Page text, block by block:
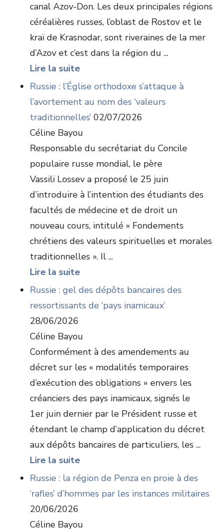
canal Azov-Don. Les deux principales régions
céréalières russes, l’oblast de Rostov et le
kraï de Krasnodar, sont riveraines de la mer
d’Azov et c’est dans la région du ...
Lire la suite
Russie : l’Église orthodoxe s’attaque à
l’avortement au nom des ‘valeurs
traditionnelles’ 02/07/2026
Céline Bayou
Responsable du secrétariat du Concile
populaire russe mondial, le père
Vassili Lossev a proposé le 25 juin
d’introduire à l’intention des étudiants des
facultés de médecine et de droit un
nouveau cours, intitulé « Fondements
chrétiens des valeurs spirituelles et morales
traditionnelles ». Il ...
Lire la suite
Russie : gel des dépôts bancaires des
ressortissants de ‘pays inamicaux’
28/06/2026
Céline Bayou
Conformément à des amendements au
décret sur les « modalités temporaires
d’exécution des obligations » envers les
créanciers des pays inamicaux, signés le
1er juin dernier par le Président russe et
étendant le champ d’application du décret
aux dépôts bancaires de particuliers, les ...
Lire la suite
Russie : la région de Penza en proie à des
‘rafles’ d’hommes par les instances militaires
20/06/2026
Céline Bayou